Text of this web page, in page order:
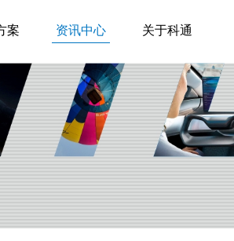
案 资讯中心 关于科通